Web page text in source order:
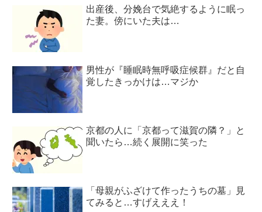
出産後、分娩台で気絶するように眠っ
た妻。傍にいた夫は…
男性が『睡眠時無呼吸症候群』だと自
覚したきっかけは…マジか
京都の人に「京都って滋賀の隣？」と
聞いたら…続く展開に笑った
「母親がふざけて作ったうちの墓」見
てみると…すげえええ！